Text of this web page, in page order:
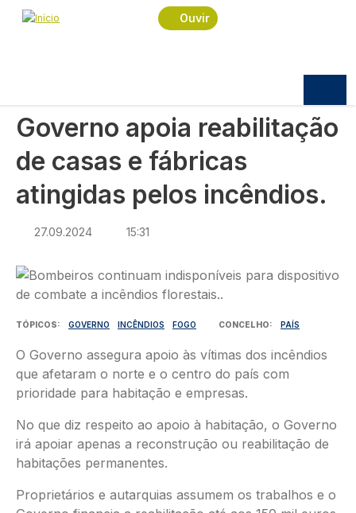
Passar para o conteúdo principal
Ouvir
Navegação estrutural
Início
Política
Governo apoia reabilitação de casas e fábricas
Governo apoia reabilitação
de casas e fábricas
atingidas pelos incêndios.
27.09.2024 15:31
Imagem
TÓPICOS GOVERNO INCÊNDIOS FOGO CONCELHO PAÍS
O Governo assegura apoio às vítimas dos incêndios
que afetaram o norte e o centro do país com
prioridade para habitação e empresas.
No que diz respeito ao apoio à habitação, o Governo
irá apoiar apenas a reconstrução ou reabilitação de
habitações permanentes.
Proprietários e autarquias assumem os trabalhos e o